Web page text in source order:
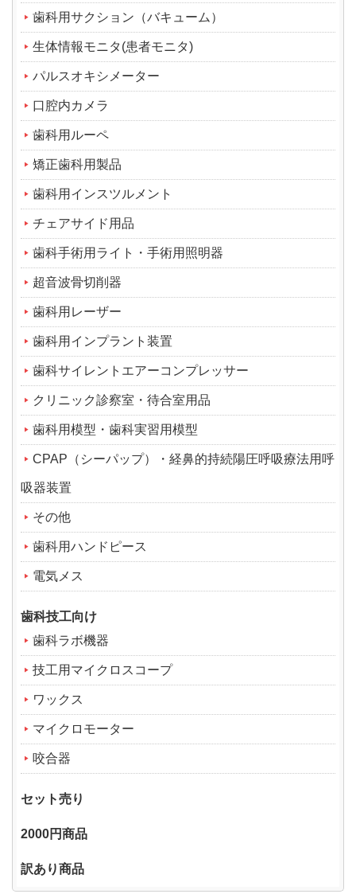
歯科用サクション（バキューム）
生体情報モニタ(患者モニタ)
パルスオキシメーター
口腔内カメラ
歯科用ルーペ
矯正歯科用製品
歯科用インスツルメント
チェアサイド用品
歯科手術用ライト・手術用照明器
超音波骨切削器
歯科用レーザー
歯科用インプラント装置
歯科サイレントエアーコンプレッサー
クリニック診察室・待合室用品
歯科用模型・歯科実習用模型
CPAP（シーパップ）・経鼻的持続陽圧呼吸療法用呼
吸器装置
その他
歯科用ハンドピース
電気メス
歯科技工向け
歯科ラボ機器
技工用マイクロスコープ
ワックス
マイクロモーター
咬合器
セット売り
2000円商品
訳あり商品